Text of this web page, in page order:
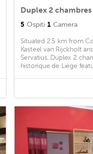
5 Ospiti 1 Camera
Situated 2.5 km from
Kasteel van Rijckholt
Servatius, Duplex 2
historique de Liège